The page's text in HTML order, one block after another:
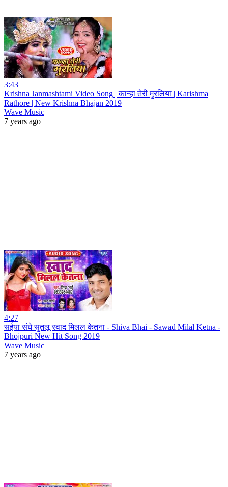
3:43
Krishna Janmashtami Video Song | कान्हा तेरी मुरलिया | Karishma
Rathore | New Krishna Bhajan 2019
Wave Music
7 years ago
4:27
सईया संघे सुतलू स्वाद मिलल केतना - Shiva Bhai - Sawad Milal Ketna -
Bhojpuri New Hit Song 2019
Wave Music
7 years ago